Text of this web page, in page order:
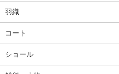
羽織
コート
ショール